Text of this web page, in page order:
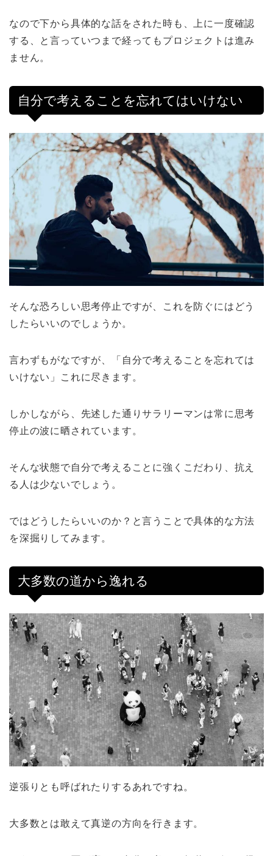
なので下から具体的な話をされた時も、上に一度確認
する、と言っていつまで経ってもプロジェクトは進み
ません。
自分で考えることを忘れてはいけない
そんな恐ろしい思考停止ですが、これを防ぐにはどう
したらいいのでしょうか。
言わずもがなですが、「自分で考えることを忘れては
いけない」これに尽きます。
しかしながら、先述した通りサラリーマンは常に思考
停止の波に晒されています。
そんな状態で自分で考えることに強くこだわり、抗え
る人は少ないでしょう。
ではどうしたらいいのか？と言うことで具体的な方法
を深掘りしてみます。
大多数の道から逸れる
逆張りとも呼ばれたりするあれですね。
大多数とは敢えて真逆の方向を行きます。